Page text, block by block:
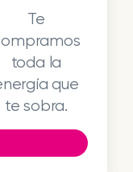
Te
toda la
que
te sobra.